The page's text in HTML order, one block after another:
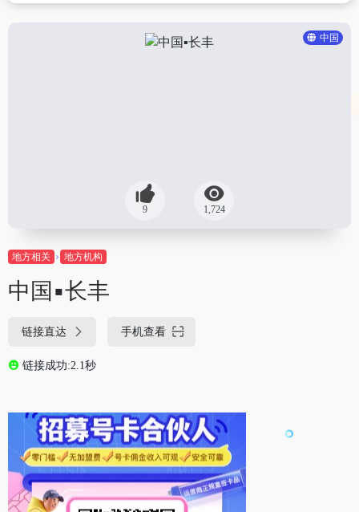
中国
9 1,724
地方相关 地方机构
中国▪长丰
链接直达 手机查看
链接成功:2.1秒